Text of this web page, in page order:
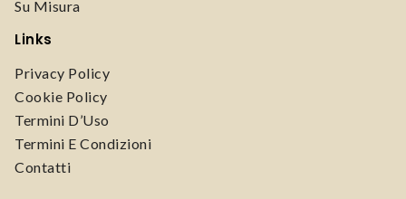
Su Misura
Links
Privacy Policy
Cookie Policy
Termini D’Uso
Termini E Condizioni
Contatti